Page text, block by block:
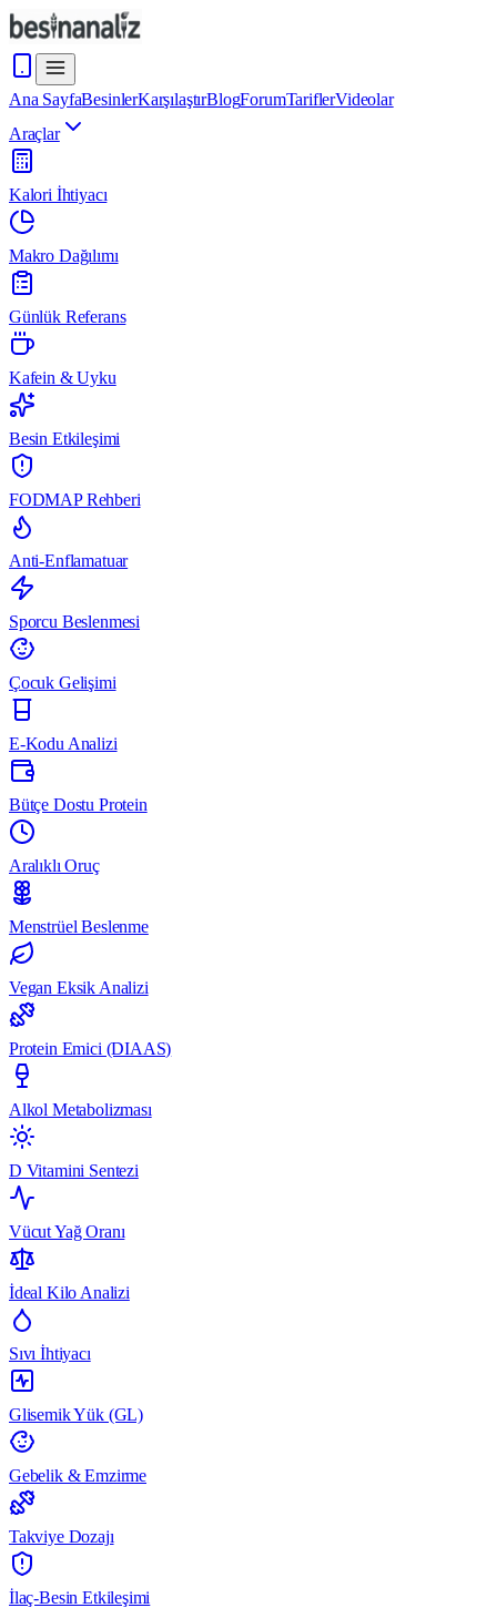
Ana SayfaBesinlerKarşılaştırBlogForumTariflerVideolar
Araçlar
Kalori İhtiyacı
Makro Dağılımı
Günlük Referans
Kafein & Uyku
Besin Etkileşimi
FODMAP Rehberi
Anti-Enflamatuar
Sporcu Beslenmesi
Çocuk Gelişimi
E-Kodu Analizi
Bütçe Dostu Protein
Aralıklı Oruç
Menstrüel Beslenme
Vegan Eksik Analizi
Protein Emici (DIAAS)
Alkol Metabolizması
D Vitamini Sentezi
Vücut Yağ Oranı
İdeal Kilo Analizi
Sıvı İhtiyacı
Glisemik Yük (GL)
Gebelik & Emzirme
Takviye Dozajı
İlaç-Besin Etkileşimi